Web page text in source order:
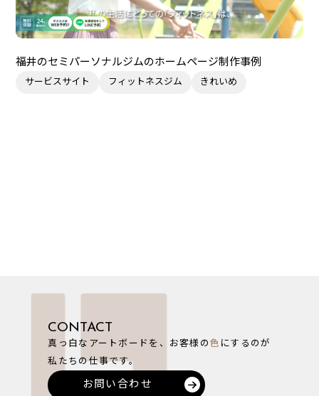
福井のセミパーソナルジムのホームページ制作事例
サービスサイト フィットネスジム きれいめ
CONTACT
真っ白なアートボードを、お客様の 色 にするのが
私たちの仕事です。
お問い合わせ